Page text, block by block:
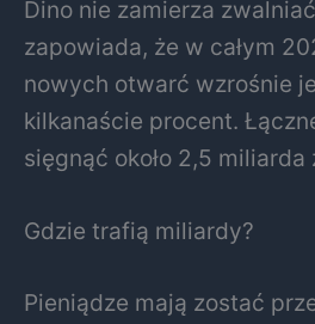
Dino nie zamierza
zapowiada, że w całym
nowych otwarć wzrośnie
kilkanaście procent.
sięgnąć około 2,5 miliarda
Gdzie trafią miliardy?
Pieniądze mają zostać